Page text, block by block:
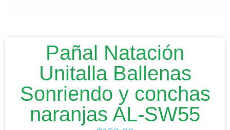
Pañal Natación
Unitalla Ballenas
Sonriendo y conchas
naranjas AL-SW55